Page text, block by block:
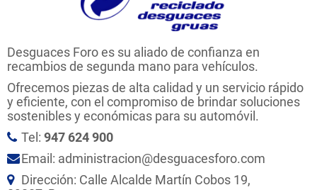
Desguaces Foro es su aliado de confianza en
recambios de segunda mano para vehículos.
Ofrecemos piezas de alta calidad y un servicio rápido
y eficiente, con el compromiso de brindar soluciones
sostenibles y económicas para su automóvil.
Tel: 947 624 900
Email: administracion@desguacesforo.com
Dirección: Calle Alcalde Martín Cobos 19,